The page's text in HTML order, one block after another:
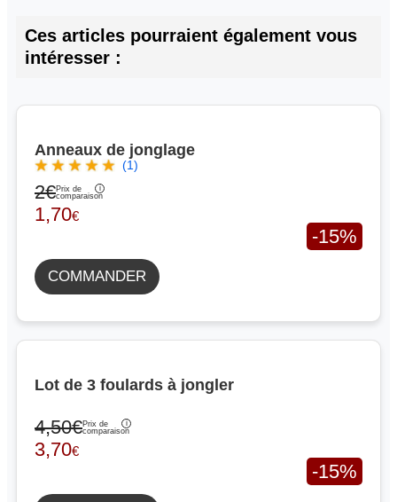
Ces articles pourraient également vous
intéresser :
Anneaux de jonglage
(1)
2€Prix de
comparaison
1,70€
-15%
COMMANDER
Lot de 3 foulards à jongler
4,50€Prix de
comparaison
3,70€
-15%